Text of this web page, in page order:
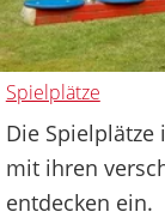
Spielplätze
Die
mit ihren
entdecken ein.